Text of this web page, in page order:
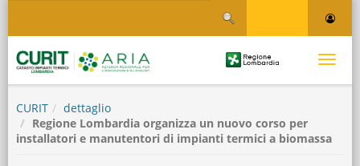
principale
Toggle
Logo
Logo
Regione
CURIT
dettaglio
Regione Lombardia organizza un nuovo corso per
installatori e manutentori di impianti termici a biomassa